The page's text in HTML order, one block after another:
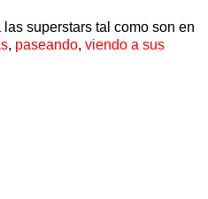
superstars tal como son en
, paseando, viendo a sus